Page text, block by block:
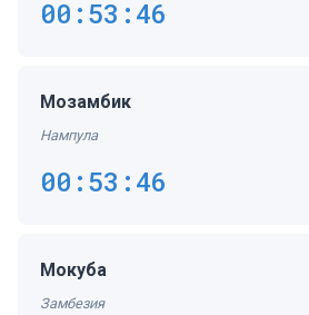
00:53:47
Мозамбик
Нампула
00:53:47
Мокуба
Замбезия